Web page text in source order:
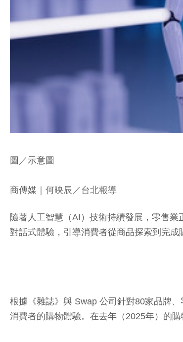
圖／示意圖
商傳媒 ｜何映辰／台北報導
隨著人工智慧（AI）技術持續發展，零售
對話式體驗，引導消費者從商品探索到完成
根據《雜誌》與 Swap 公司針對80家品牌
消費者的購物體驗。在去年（2025年）的